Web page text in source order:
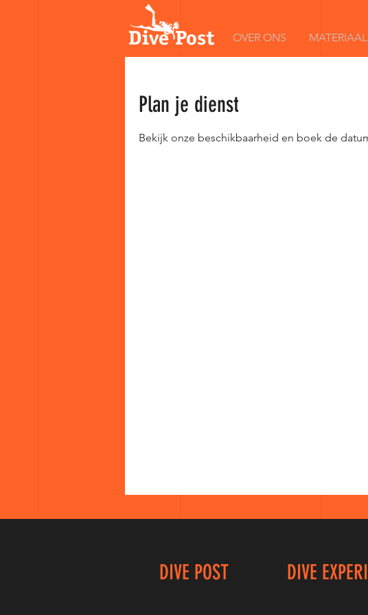
OVER ONS MATERIAAL
Plan je dienst
Bekijk onze beschikbaarheid en boek de
DIVE POST DIVE